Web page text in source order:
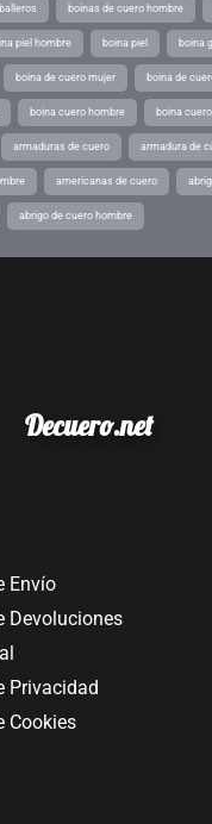
boinas de cuero hombre
piel hombre boina piel boina
boina de cuero mujer boina de
boina cuero hombre boina cuero
armaduras de cuero armadura de
americanas de cuero
abrigo de cuero hombre
Decuero.net
Envío
Devoluciones
Privacidad
Cookies